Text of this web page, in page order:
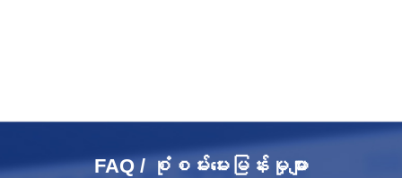
FAQ / စုံစမ်းမေးမြန်းမှုများ